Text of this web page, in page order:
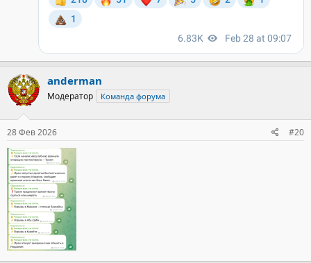
anderman
Модератор Команда форума
28 Фев 2026 #20